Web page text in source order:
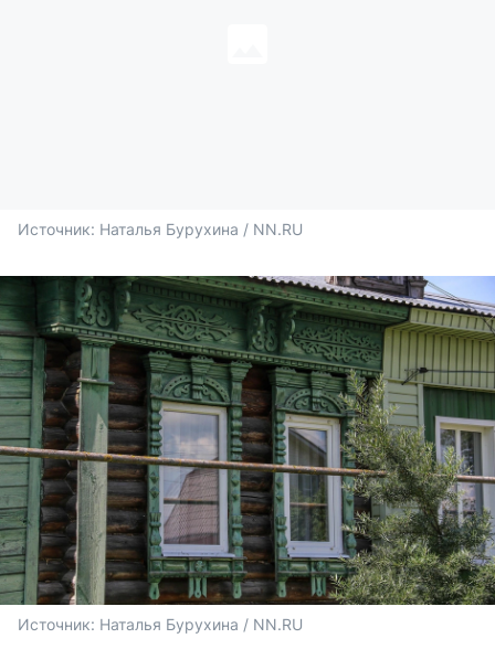
Источник: Наталья Бурухина / NN.RU
Источник: Наталья Бурухина / NN.RU